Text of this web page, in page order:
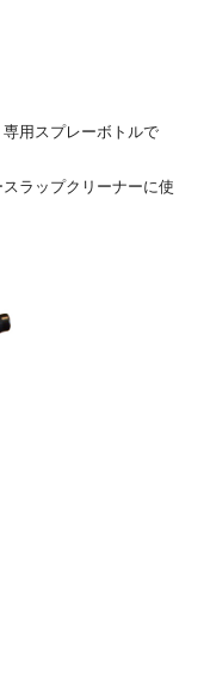
用スプレーボトルで
ラップクリーナーに使